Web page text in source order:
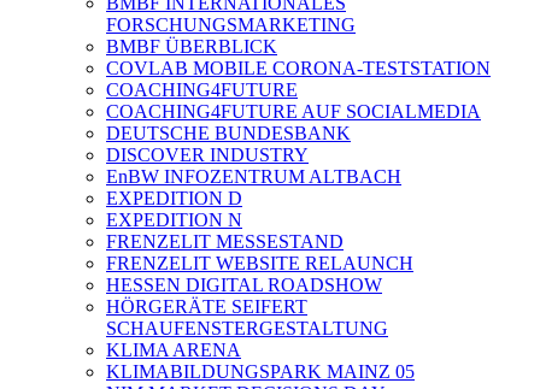
FORSCHUNGSMARKETING
BMBF ÜBERBLICK
COVLAB MOBILE CORONA-TESTSTATION
COACHING4FUTURE
COACHING4FUTURE AUF SOCIALMEDIA
DEUTSCHE BUNDESBANK
DISCOVER INDUSTRY
EnBW INFOZENTRUM ALTBACH
EXPEDITION D
EXPEDITION N
FRENZELIT MESSESTAND
FRENZELIT WEBSITE RELAUNCH
HESSEN DIGITAL ROADSHOW
HÖRGERÄTE SEIFERT
SCHAUFENSTERGESTALTUNG
KLIMA ARENA
KLIMABILDUNGSPARK MAINZ 05